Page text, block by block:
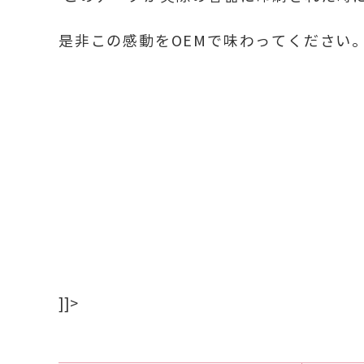
是非この感動をOEMで味わってください
]]>